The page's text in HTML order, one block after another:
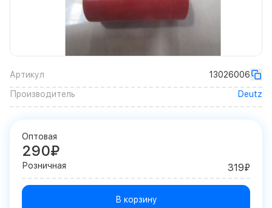
Артикул
13026006
Производитель
Deutz
Оптовая
290₽
Розничная 319₽
В корзину